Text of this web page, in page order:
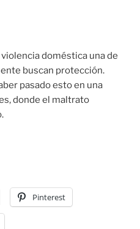
doméstica una de
buscan protección.
pasado esto en una
donde el maltrato
Pinterest